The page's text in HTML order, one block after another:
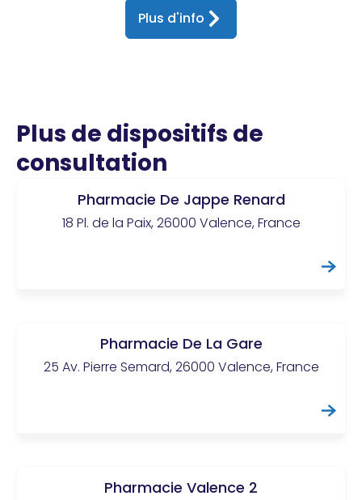
Plus d'info
Plus de dispositifs de
consultation
Pharmacie De Jappe Renard
18 Pl. de la Paix, 26000 Valence, France
Pharmacie De La Gare
25 Av. Pierre Semard, 26000 Valence, France
Pharmacie Valence 2